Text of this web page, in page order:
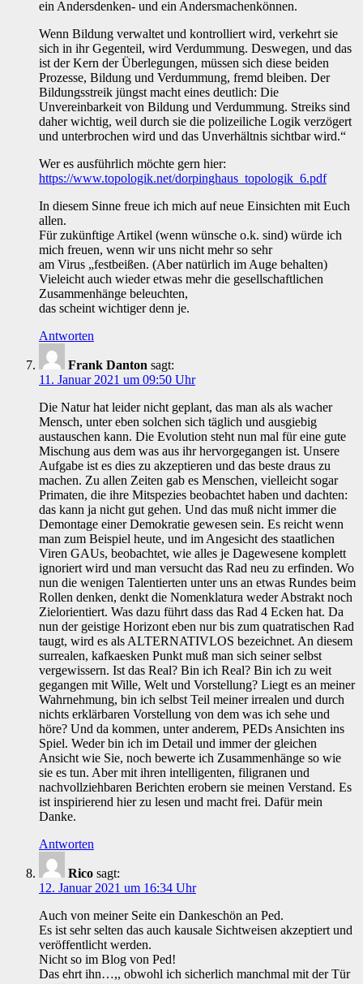
ein Andersdenken- und ein Andersmachenkönnen.
Wenn Bildung verwaltet und kontrolliert wird, verkehrt sie
sich in ihr Gegenteil, wird Verdummung. Deswegen, und das
ist der Kern der Überlegungen, müssen sich diese beiden
Prozesse, Bildung und Verdummung, fremd bleiben. Der
Bildungsstreik jüngst macht eines deutlich: Die
Unvereinbarkeit von Bildung und Verdummung. Streiks sind
daher wichtig, weil durch sie die polizeiliche Logik verzögert
und unterbrochen wird und das Unverhältnis sichtbar wird.“
Wer es ausführlich möchte gern hier:
https://www.topologik.net/dorpinghaus_topologik_6.pdf
In diesem Sinne freue ich mich auf neue Einsichten mit Euch
allen.
Für zukünftige Artikel (wenn wünsche o.k. sind) würde ich
mich freuen, wenn wir uns nicht mehr so sehr
am Virus „festbeißen. (Aber natürlich im Auge behalten)
Vieleicht auch wieder etwas mehr die gesellschaftlichen
Zusammenhänge beleuchten,
das scheint wichtiger denn je.
Antworten
Frank Danton sagt:
11. Januar 2021 um 09:50 Uhr
Die Natur hat leider nicht geplant, das man als als wacher
Mensch, unter eben solchen sich täglich und ausgiebig
austauschen kann. Die Evolution steht nun mal für eine gute
Mischung aus dem was aus ihr hervorgegangen ist. Unsere
Aufgabe ist es dies zu akzeptieren und das beste draus zu
machen. Zu allen Zeiten gab es Menschen, vielleicht sogar
Primaten, die ihre Mitspezies beobachtet haben und dachten:
das kann ja nicht gut gehen. Und das muß nicht immer die
Demontage einer Demokratie gewesen sein. Es reicht wenn
man zum Beispiel heute, und im Angesicht des staatlichen
Viren GAUs, beobachtet, wie alles je Dagewesene komplett
ignoriert wird und man versucht das Rad neu zu erfinden. Wo
nun die wenigen Talentierten unter uns an etwas Rundes beim
Rollen denken, denkt die Nomenklatura weder Abstrakt noch
Zielorientiert. Was dazu führt dass das Rad 4 Ecken hat. Da
nun der geistige Horizont eben nur bis zum quatratischen Rad
taugt, wird es als ALTERNATIVLOS bezeichnet. An diesem
surrealen, kafkaesken Punkt muß man sich seiner selbst
vergewissern. Ist das Real? Bin ich Real? Bin ich zu weit
gegangen mit Wille, Welt und Vorstellung? Liegt es an meiner
Wahrnehmung, bin ich selbst Teil meiner irrealen und durch
nichts erklärbaren Vorstellung von dem was ich sehe und
höre? Und da kommen, unter anderem, PEDs Ansichten ins
Spiel. Weder bin ich im Detail und immer der gleichen
Ansicht wie Sie, noch bewerte ich Zusammenhänge so wie
sie es tun. Aber mit ihren intelligenten, filigranen und
nachvollziehbaren Berichten erobern sie meinen Verstand. Es
ist inspirierend hier zu lesen und macht frei. Dafür mein
Danke.
Antworten
Rico sagt:
12. Januar 2021 um 16:34 Uhr
Auch von meiner Seite ein Dankeschön an Ped.
Es ist sehr selten das auch kausale Sichtweisen akzeptiert und
veröffentlicht werden.
Nicht so im Blog von Ped!
Das ehrt ihn…,, obwohl ich sicherlich manchmal mit der Tür